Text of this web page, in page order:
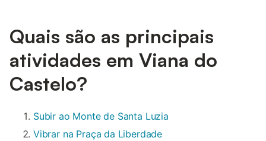
Quais são as principais
atividades em Viana do
Castelo?
Subir ao Monte de Santa Luzia
Vibrar na Praça da Liberdade